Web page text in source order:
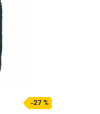
-27 %